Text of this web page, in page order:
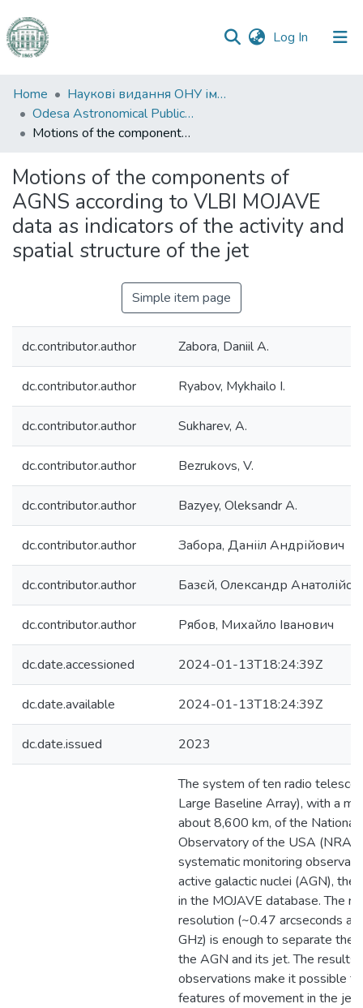
Log In (current)
Communities
&
Collections
Statistics
Home
Наукові видання ОНУ імені І. І. Мечникова
Odesa Astronomical Publications
Motions of the components of AGNS according to VLBI MOJAVE data as indicators of the activity and spatial structure of the jet
Motions of the components of
AGNS according to VLBI MOJAVE
data as indicators of the activity and
spatial structure of the jet
Simple item page
dc.contributor.author Zabora, Daniil A.
dc.contributor.author Ryabov, Mykhailo I.
dc.contributor.author Sukharev, A.
dc.contributor.author Bezrukovs, V.
dc.contributor.author Bazyey, Oleksandr A.
dc.contributor.author Забора, Данііл Андрійович
dc.contributor.author Базєй, Олександр
dc.contributor.author Рябов, Михайло Іванович
dc.date.accessioned 2024-01-13T18:24:39Z
dc.date.available 2024-01-13T18:24:39Z
dc.date.issued 2023
The system of ten radio
Large Baseline Array), with a
about 8,600 km, of the National
Observatory of the USA
systematic monitoring
active galactic nuclei (AGN),
in the MOJAVE database. The
resolution (~0.47 arcseconds at
GHz) is enough to separate the
the AGN and its jet. The results
observations make it possible
features of movement in the jet